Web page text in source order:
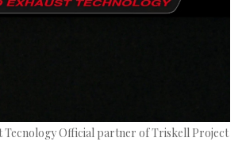
Tecnology Official partner of Triskell Project